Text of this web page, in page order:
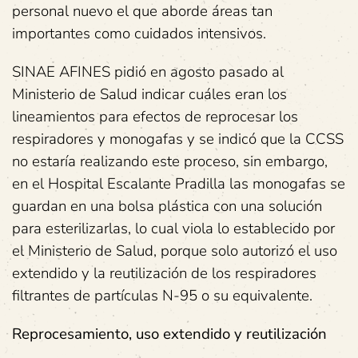
personal nuevo el que aborde áreas tan
importantes como cuidados intensivos.
SINAE AFINES pidió en agosto pasado al
Ministerio de Salud indicar cuáles eran los
lineamientos para efectos de reprocesar los
respiradores y monogafas y se indicó que la CCSS
no estaría realizando este proceso, sin embargo,
en el Hospital Escalante Pradilla las monogafas se
guardan en una bolsa plástica con una solución
para esterilizarlas, lo cual viola lo establecido por
el Ministerio de Salud, porque solo autorizó el uso
extendido y la reutilización de los respiradores
filtrantes de partículas N-95 o su equivalente.
Reprocesamiento, uso extendido y reutilización